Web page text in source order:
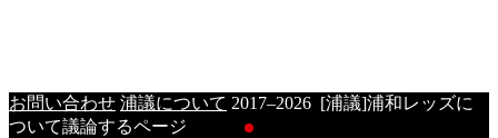
お問い合わせ 浦議について 2017–2026 [浦議]浦和レッズに
ついて議論するページ